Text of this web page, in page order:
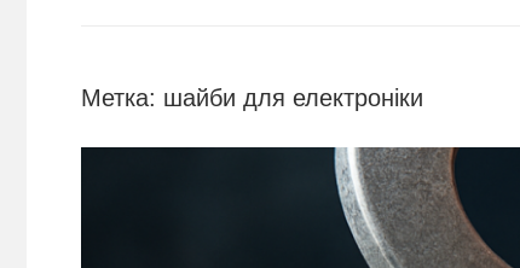
Метка: шайби для електроніки